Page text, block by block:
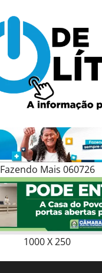
Fazendo Mais 060726
1000 X 250